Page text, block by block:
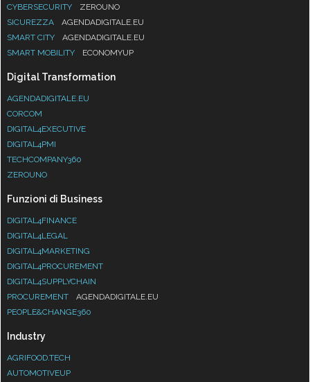
CYBERSECURITY
ZEROUNO
SICUREZZA
AGENDADIGITALE.EU
SMART CITY
AGENDADIGITALE.EU
SMART MOBILITY
ECONOMYUP
Digital Transformation
AGENDADIGITALE.EU
CORCOM
DIGITAL4EXECUTIVE
DIGITAL4PMI
TECHCOMPANY360
ZEROUNO
Funzioni di Business
DIGITAL4FINANCE
DIGITAL4LEGAL
DIGITAL4MARKETING
DIGITAL4PROCUREMENT
DIGITAL4SUPPLYCHAIN
PROCUREMENT
AGENDADIGITALE.EU
PEOPLE&CHANGE360
Industry
AGRIFOOD.TECH
AUTOMOTIVEUP